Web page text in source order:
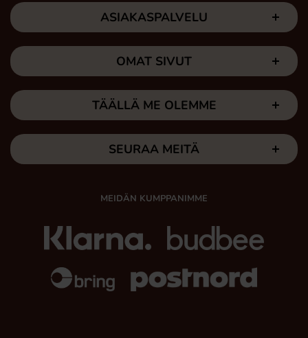
ASIAKASPALVELU
OMAT SIVUT
TÄÄLLÄ ME OLEMME
SEURAA MEITÄ
MEIDÄN KUMPPANIMME